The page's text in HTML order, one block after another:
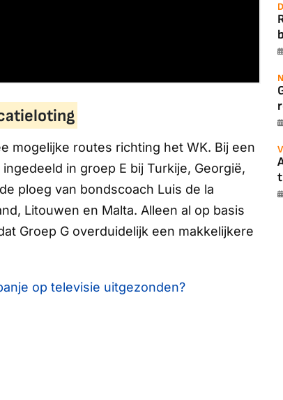
mogelijke routes richting het WK. Bij een
in groep E bij Turkije, Georgië,
ploeg van bondscoach Luis de la
Litouwen en Malta. Alleen al op basis
Groep G overduidelijk een makkelijkere
op televisie uitgezonden?